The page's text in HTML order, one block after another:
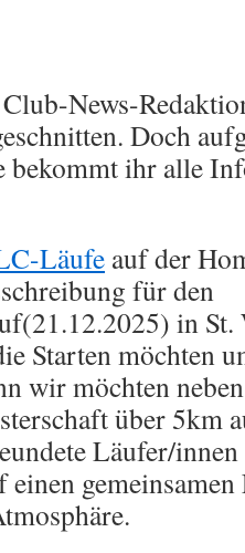
News-
Doch
bekommt ihr alle
Läufe auf der
für den
in
Starten möchten
wir möchten
über 5km
Läufer/